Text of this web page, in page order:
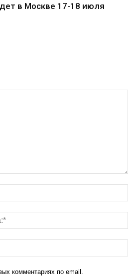
в Москве 17-18 июля
комментариях по email.